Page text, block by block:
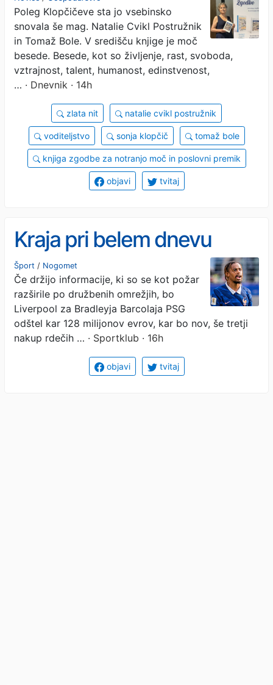
blokirajo ustvarjalnost
Poleg Klopčičeve sta jo vsebinsko
snovala še mag. Natalie Cvikl Postružnik
in Tomaž Bole. V središču knjige je moč
besede. Besede, kot so življenje, rast, svoboda,
vztrajnost, talent, humanost, edinstvenost,
… · Dnevnik · 14h
zlata nit natalie cvikl postružnik
voditeljstvo sonja klopčič tomaž bole
knjiga zgodbe za notranjo moč in poslovni premik
objavi tvitaj
Kraja pri belem dnevu
Šport / Nogomet
Če držijo informacije, ki so se kot požar
razširile po družbenih omrežjih, bo
Liverpool za Bradleyja Barcolaja PSG
odštel kar 128 milijonov evrov, kar bo nov, še tretji
nakup rdečih … · Sportklub · 16h
objavi tvitaj